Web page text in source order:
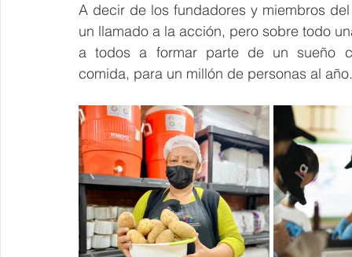
A decir de los fundadores y miembros
un llamado a la acción, pero sobre todo
a todos a formar parte de un sueño
comida, para un millón de personas al año.